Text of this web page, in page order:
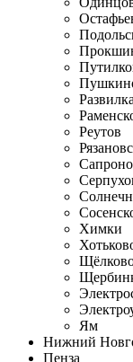
Развилка
Реутов
Химки
Ям
Нижний
Пенза